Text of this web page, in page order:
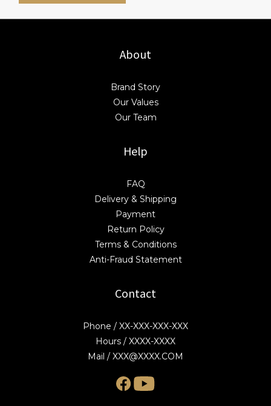
About
Brand Story
Our Values
Our Team
Help
FAQ
Delivery & Shipping
Payment
Return Policy
Terms & Conditions
Anti-Fraud Statement
Contact
Phone / XX-XXX-XXX-XXX
Hours / XXXX-XXXX
Mail / XXX@XXXX.COM